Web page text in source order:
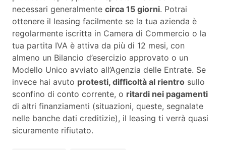
necessari generalmente circa 15 giorni. Potrai
ottenere il leasing facilmente se la tua azienda è
regolarmente iscritta in Camera di Commercio o la
tua partita IVA è attiva da più di 12 mesi, con
almeno un Bilancio d’esercizio approvato o un
Modello Unico avviato all’Agenzia delle Entrate. Se
invece hai avuto protesti, difficoltà al rientro sullo
sconfino di conto corrente, o ritardi nei pagamenti
di altri finanziamenti (situazioni, queste, segnalate
nelle banche dati creditizie), il leasing ti verrà quasi
sicuramente rifiutato.